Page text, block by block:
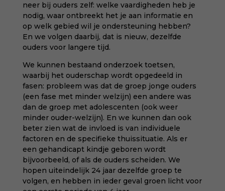
neer bij ouders zelf: welke vaardigheden heb je
nodig, waar ontbreekt het je aan informatie en
op welk gebied wil je ondersteuning hebben?
En we volgen daarbij, dat is nieuw, dezelfde
ouders voor langere tijd.
We kunnen bestaand onderzoek toetsen,
waarbij het ouderschap wordt opgedeeld in
fasen: probleem was dat de groep jonge ouders
(een fase met minder welzijn) een andere was
dan de groep met adolescenten (ook weer
minder ouder-welzijn). En we kunnen dan ook
beter zien wat de invloed is van individuele
factoren en de specifieke thuissituatie. Als er
een gehandicapt kindje geboren wordt
bijvoorbeeld, of als de ouders scheiden. We
hopen uiteindelijk 24 jaar dezelfde groep te
volgen, en hebben in ieder geval groen licht voor